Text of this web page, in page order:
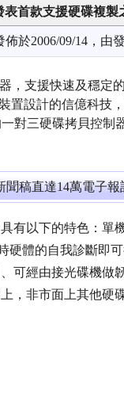
表首款支援硬碟複
佈於2006/09/14，由
，支援快速及穩定
置設計的信億科技
對三硬碟拷貝控制
聞稿直達14萬電子報
有以下的特色：單
硬體的自我診斷即
可經由接光碟機做
，非市面上其他硬